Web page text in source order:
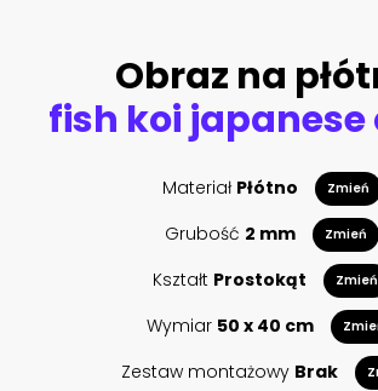
Obraz na
Materiał Płótno Zmień
Grubość 2 mm Zmień
Kształt Prostokąt Zmień
Wymiar 50 x 40 cm
Zestaw montażowy Brak